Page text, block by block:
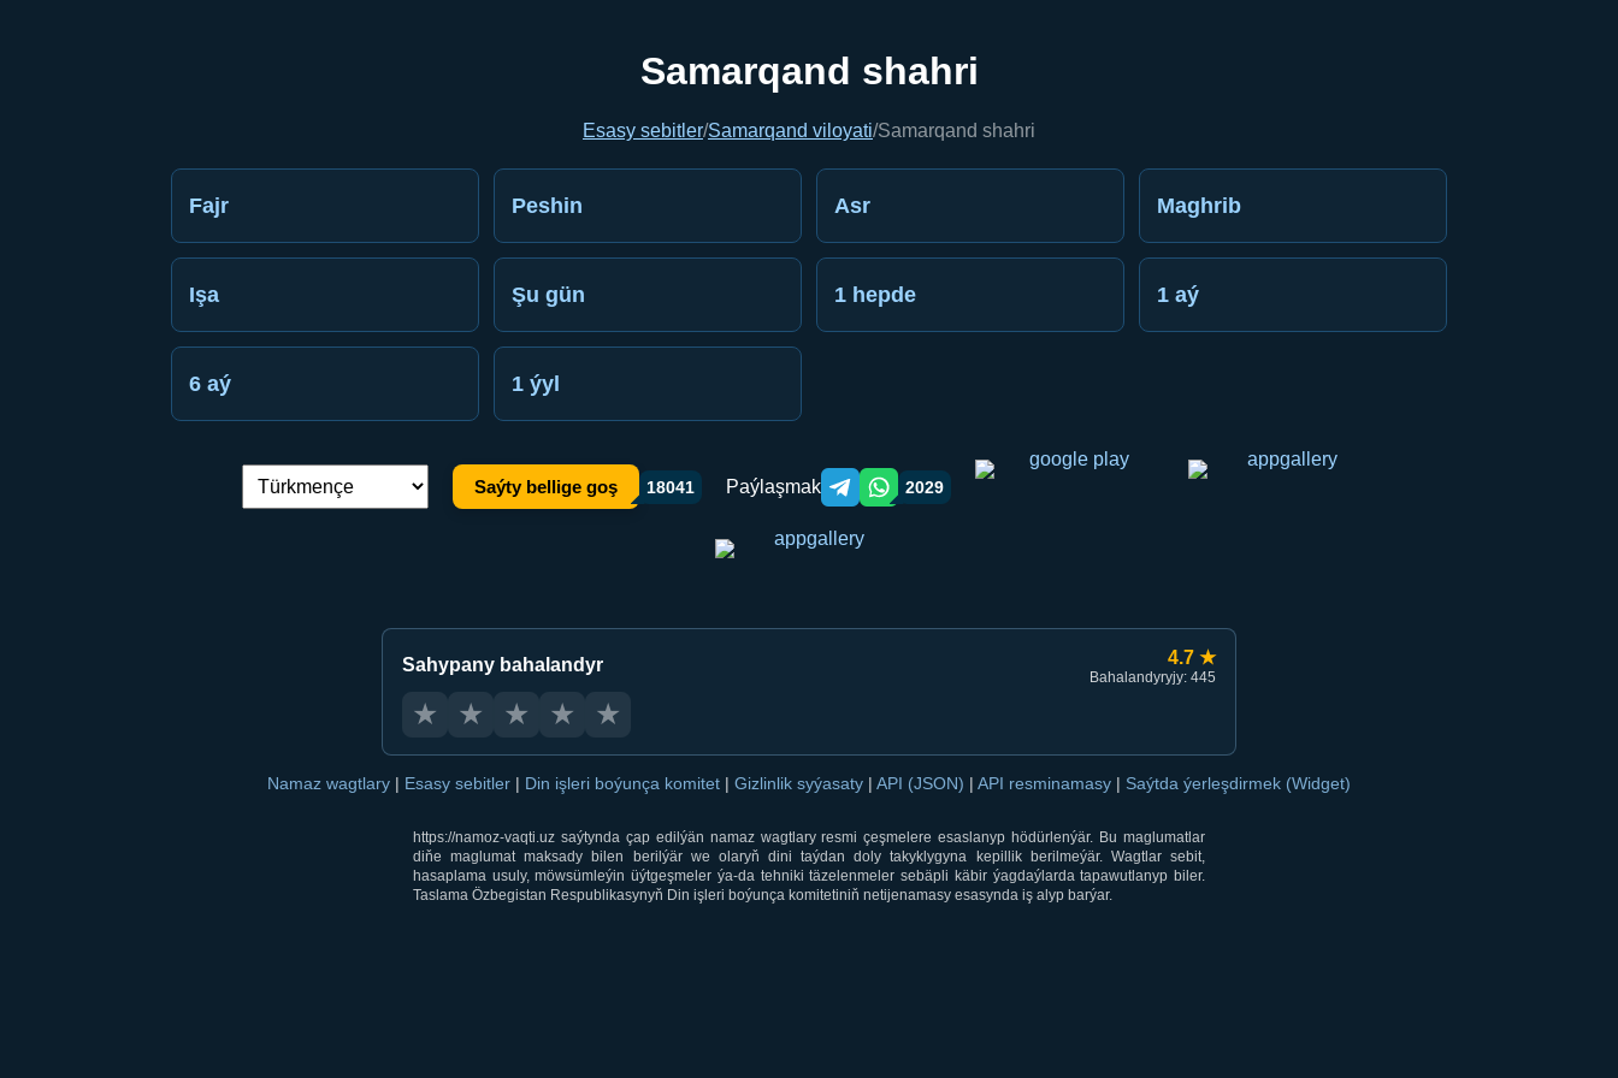
Samarqand shahri
Esasy sebitler/Samarqand viloyati/Samarqand shahri
Fajr Peshin Asr Maghrib
Işa Şu gün 1 hepde 1 aý
6 aý 1 ýyl
Dil çalşyryş: Saýty bellige goş 18041 Paýlaşmak Telegram orqali ulashish
WhatsApp orqali ulashish
2029
Sahypany bahalandyr 4.7 ★
Bahalandyryjy: 445
★ ★ ★ ★ ★
Namaz wagtlary | Esasy sebitler | Din işleri boýunça komitet | Gizlinlik syýasaty | API (JSON) | API resminamasy | Saýtda ýerleşdirmek (Widget)
https://namoz-vaqti.uz saýtynda çap edilýän namaz wagtlary resmi çeşmelere esaslanyp hödürlenýär. Bu maglumatlar
diňe maglumat maksady bilen berilýär we olaryň dini taýdan doly takyklygyna kepillik berilmeýär. Wagtlar sebit,
hasaplama usuly, möwsümleýin üýtgeşmeler ýa-da tehniki täzelenmeler sebäpli käbir ýagdaýlarda tapawutlanyp biler.
Taslama Özbegistan Respublikasynyň Din işleri boýunça komitetiniň netijenamasy esasynda iş alyp barýar.